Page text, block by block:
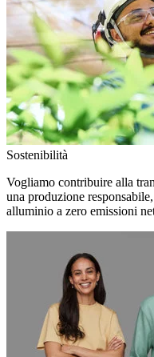
Sostenibilità
Vogliamo contribuire alla
una produzione
alluminio a zero emissioni